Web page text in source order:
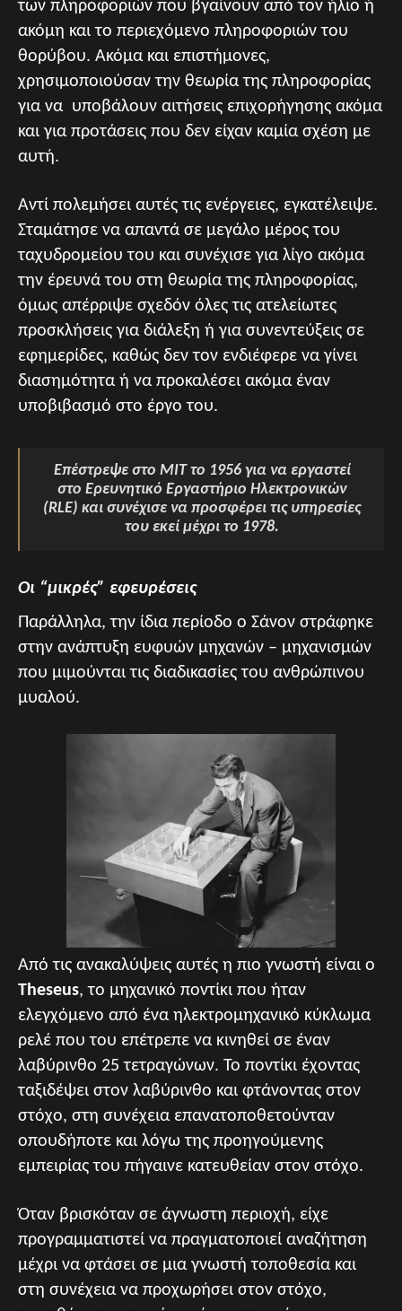
των πληροφοριών που βγαίνουν από τον ήλιο ή
ακόμη και το περιεχόμενο πληροφοριών του
θορύβου. Ακόμα και επιστήμονες,
χρησιμοποιούσαν την θεωρία της πληροφορίας
για να υποβάλουν αιτήσεις επιχορήγησης ακόμα
και για προτάσεις που δεν είχαν καμία σχέση με
αυτή.
Αντί πολεμήσει αυτές τις ενέργειες, εγκατέλειψε.
Σταμάτησε να απαντά σε μεγάλο μέρος του
ταχυδρομείου του και συνέχισε για λίγο ακόμα
την έρευνά του στη θεωρία της πληροφορίας,
όμως απέρριψε σχεδόν όλες τις ατελείωτες
προσκλήσεις για διάλεξη ή για συνεντεύξεις σε
εφημερίδες, καθώς δεν τον ενδιέφερε να γίνει
διασημότητα ή να προκαλέσει ακόμα έναν
υποβιβασμό στο έργο του.
Επέστρεψε στο MIT το 1956 για να εργαστεί
στο Ερευνητικό Εργαστήριο Ηλεκτρονικών
(RLE) και συνέχισε να προσφέρει τις υπηρεσίες
του εκεί μέχρι το 1978.
Οι “μικρές” εφευρέσεις
Παράλληλα, την ίδια περίοδο ο Σάνον στράφηκε
στην ανάπτυξη ευφυών μηχανών – μηχανισμών
που μιμούνται τις διαδικασίες του ανθρώπινου
μυαλού.
Από τις ανακαλύψεις αυτές η πιο γνωστή είναι o
Theseus, το μηχανικό ποντίκι που ήταν
ελεγχόμενο από ένα ηλεκτρομηχανικό κύκλωμα
ρελέ που του επέτρεπε να κινηθεί σε έναν
λαβύρινθο 25 τετραγώνων. Το ποντίκι έχοντας
ταξιδέψει στον λαβύρινθο και φτάνοντας στον
στόχο, στη συνέχεια επανατοποθετούνταν
οπουδήποτε και λόγω της προηγούμενης
εμπειρίας του πήγαινε κατευθείαν στον στόχο.
Όταν βρισκόταν σε άγνωστη περιοχή, είχε
προγραμματιστεί να πραγματοποιεί αναζήτηση
μέχρι να φτάσει σε μια γνωστή τοποθεσία και
στη συνέχεια να προχωρήσει στον στόχο,